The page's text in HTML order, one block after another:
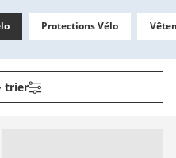
Protections Vélo
trier